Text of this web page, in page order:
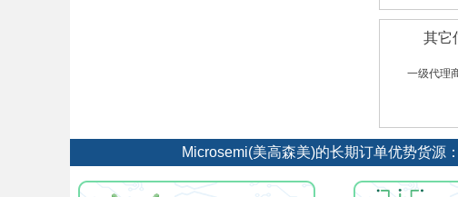
其它
一级代理
Microsemi(美高森美)的长期订单优势货源